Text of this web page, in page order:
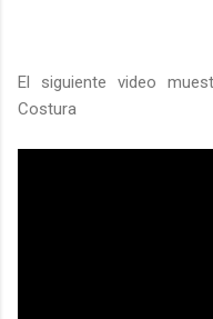
El siguiente video
Costura